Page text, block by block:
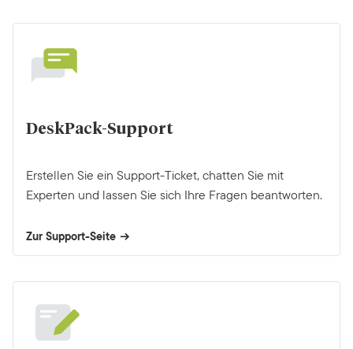
DeskPack-Support
Erstellen Sie ein Support-Ticket, chatten Sie mit
Experten und lassen Sie sich Ihre Fragen beantworten.
Zur Support-Seite